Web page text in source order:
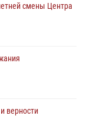
смены Центра
верности